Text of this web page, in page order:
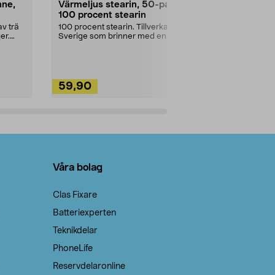
trä
Värmeljus stearin, 50-pack,
100 procent stearin
100 procent stearin. Tillverkade i
Sverige som brinner med en
59,90
Våra bolag
Clas Fixare
Batteriexperten
Teknikdelar
PhoneLife
Reservdelaronline